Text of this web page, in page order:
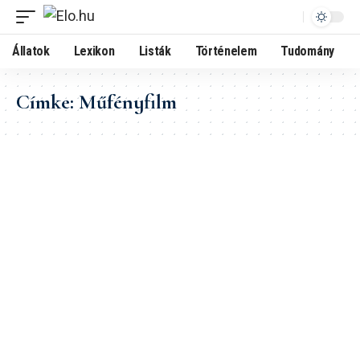
Állatok Lexikon Listák Történelem Tudomány
Címke:Műfényfilm